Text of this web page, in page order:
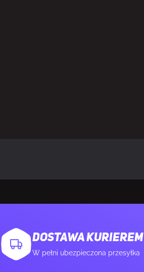
DOSTAWA KURIEREM
W pełni ubezpieczona przesyłka